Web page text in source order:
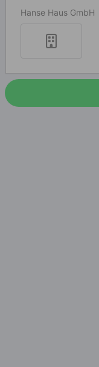
Hanse Haus GmbH